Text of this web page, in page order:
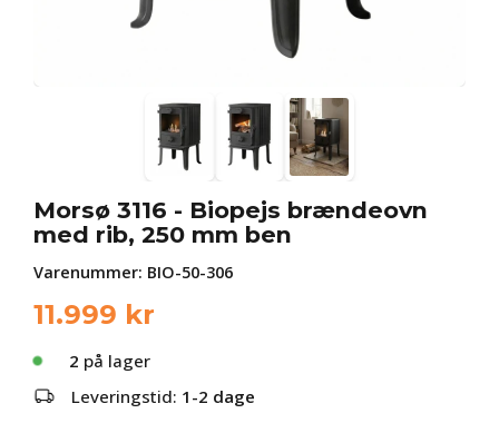
Morsø 3116 - Biopejs brændeovn
med rib, 250 mm ben
Varenummer: BIO-50-306
11.999 kr
2 på lager
Leveringstid: 1-2 dage